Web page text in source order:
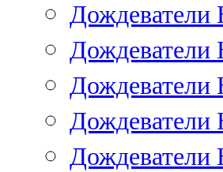
Дождеватели
Дождеватели
Дождеватели
Дождеватели
Дождеватели